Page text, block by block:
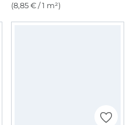
(8,85 € / 1 m²)